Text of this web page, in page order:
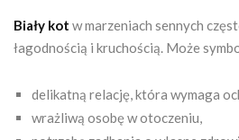
Biały kot w marzeniach sennych
łagodnością i kruchością. Może
delikatną relację, która wymaga
wrażliwą osobę w otoczeniu,